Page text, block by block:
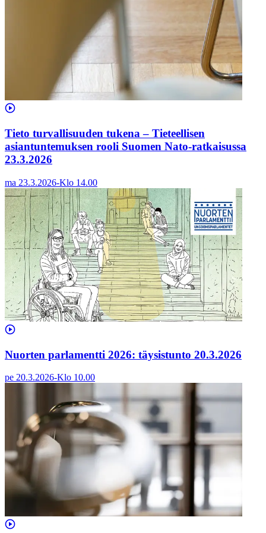
Tieto turvallisuuden tukena – Tieteellisen
asiantuntemuksen rooli Suomen Nato-ratkaisussa
23.3.2026
ma 23.3.2026-Klo 14.00
Nuorten parlamentti 2026: täysistunto 20.3.2026
pe 20.3.2026-Klo 10.00